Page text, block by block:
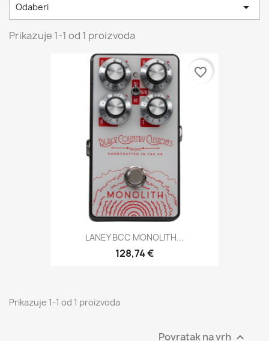
Odaberi 
Prikazuje 1-1 od 1 proizvoda
LANEY BCC MONOLITH...
128,74 €
favorite_border
Prikazuje 1-1 od 1 proizvoda
Povratak na vrh 